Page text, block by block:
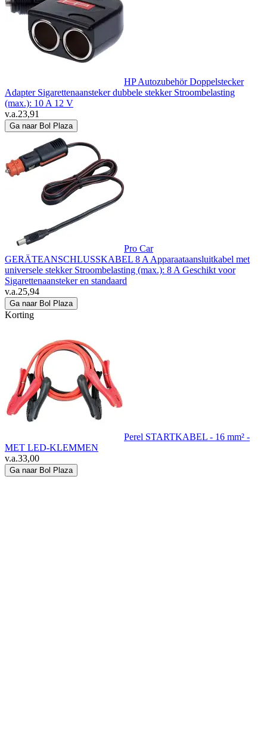
HP Autozubehör Doppelstecker
Adapter Sigarettenaansteker dubbele stekker Stroombelasting
(max.): 10 A 12 V
v.a.23,91
Ga naar Bol Plaza
Pro Car
GERÄTEANSCHLUSSKABEL 8 A Apparaataansluitkabel met
universele stekker Stroombelasting (max.): 8 A Geschikt voor
Sigarettenaansteker en standaard
v.a.25,94
Ga naar Bol Plaza
Korting
Perel STARTKABEL - 16 mm² -
MET LED-KLEMMEN
v.a.33,00
Ga naar Bol Plaza